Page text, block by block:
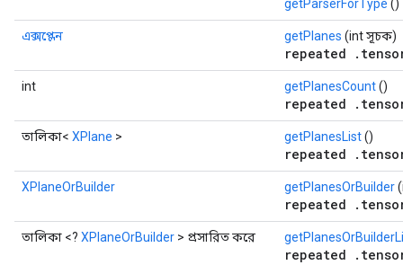
getParserForType ()
এক্সপ্লেন getPlanes (int সূচক)
repeated
int getPlanesCount()
repeated
তালিকা< XPlane > getPlanesList()
repeated
XPlaneOrBuilder getPlanesOrBuilder
repeated
তালিকা <? XPlaneOrBuilder > প্রসারিত করে
repeated